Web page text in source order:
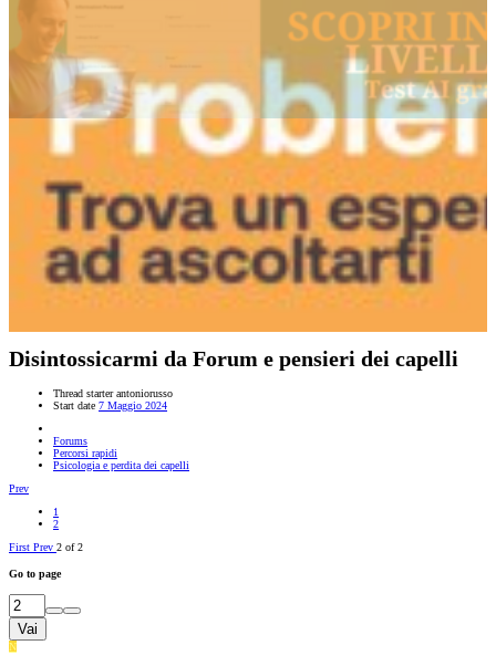
Disintossicarmi da Forum e pensieri dei capelli
Thread starter antoniorusso
Start date 7 Maggio 2024
Forums
Percorsi rapidi
Psicologia e perdita dei capelli
Prev
1
2
First Prev 2 of 2
Go to page
Vai
N